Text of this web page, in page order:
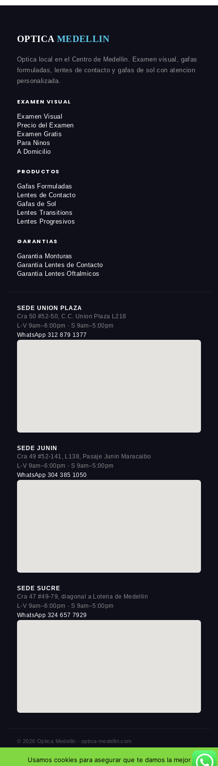
OPTICA MEDELLIN
Optica local en el Centro de Medellin. Examen visual, gafas
formuladas, lentes de contacto y gafas de sol con atencion
personalizada.
EXAMEN VISUAL
Examen Visual
Precio del Examen
Examen Gratis
Para Ninos
A Domicilio
PRODUCTOS
Gafas Formuladas
Lentes de Contacto
Gafas de Sol
Lentes Transitions
Lentes Progresivos
GARANTIAS
Garantia Monturas
Garantia Lentes de Contacto
Garantia Lentes Oftalmicos
SEDE UNION PLAZA
Cra 50 #52-50, C.C. Union Plaza L218
L-V 9am–6:00pm · S 9am–5:00pm
WhatsApp 312 879 1377
SEDE JUNIN
Cra 49 #52-141, L138, Pasaje Junin Maracaibo
L-V 9am–6:00pm · S 9am–5:00pm
WhatsApp 304 385 1050
SEDE SUCRE
Cra 47 #49-79, diagonal a Loteria de Medellin
L-V 9am–6:00pm · S 9am–5:00pm
WhatsApp 324 657 7929
© 2026 Optica Medellin · optica-medellin.com
Politica de PrivacidadAviso LegalCookies
Usamos cookies para asegurar que te damos la mejor